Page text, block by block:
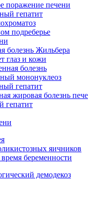
поражение печени
гепатит
подреберье
болезнь Жильбера
глаз и кожи
болезнь
мононуклеоз
гепатит
жировая болезнь
гепатит
яичников
беременности
демодекоз